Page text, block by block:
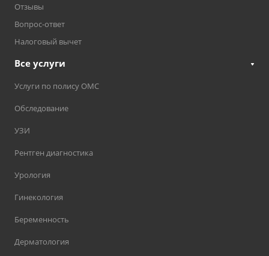
Отзывы
Вопрос-ответ
Налоговый вычет
Все услуги
Услуги по полису ОМС
Обследование
УЗИ
Рентген диагностика
Урология
Гинекология
Беременность
Дерматология